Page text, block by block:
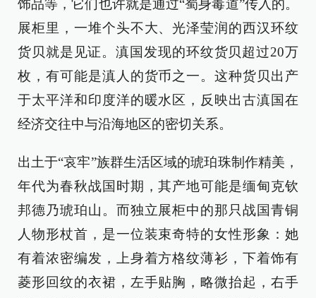
饰品等，它们也许就是通过“蜀身毒道”传入的。
展柜里，一堆个头不大、光泽莹润的西汉环纹
货贝就是见证。滇国发现的环纹货贝超过20万
枚，有可能是滇人的货币之一。这种货贝出产
于太平洋和印度洋的暖水区，反映出古滇国在
经济交往中与沿海地区的密切关系。
出土于“哀牢”族群生活区域的琥珀珠制作精美，
年代为春秋战国时期，其产地可能是缅甸克钦
邦德乃琥珀山。而独立展柜中的那只战国青铜
人物形杖首，是一位装束奇特的女性形象：她
有着浓密编发，上身着方格纹薄衫，下着饰有
菱形回纹的衣裙，左手贴胸，略微抬起，右手